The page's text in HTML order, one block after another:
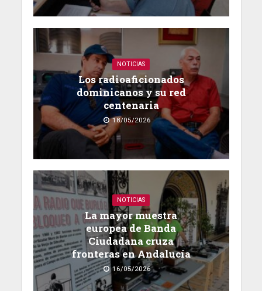
NOTICIAS
Los radioaficionados
dominicanos y su red
centenaria
18/05/2026
NOTICIAS
La mayor muestra
europea de Banda
Ciudadana cruza
fronteras en Andalucía
16/05/2026